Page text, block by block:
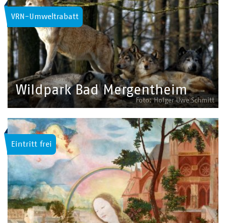
VRN-Umweltrabatt
Wildpark Bad Mergentheim
Foto: Holger Uwe Schmitt
Eintritt frei